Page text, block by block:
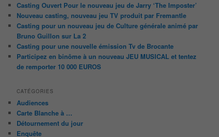
Casting Ouvert Pour le nouveau jeu de Jarry ‘The Imposter’
Nouveau casting, nouveau jeu TV produit par Fremantle
Casting pour un nouveau jeu de Culture générale animé par
Bruno Guillon sur La 2
Casting pour une nouvelle émission Tv de Brocante
Participez en binôme à un nouveau JEU MUSICAL et tentez
de remporter 10 000 EUROS
CATÉGORIES
Audiences
Carte Blanche à …
Détournement du jour
Enquête